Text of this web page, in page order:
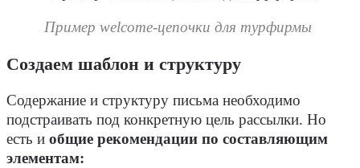
Пример welcome-цепочки для турфирмы
Создаем шаблон и структуру
Содержание и структуру письма необходимо
подстраивать под конкретную цель рассылки. Но
есть и общие рекомендации по составляющим
элементам: